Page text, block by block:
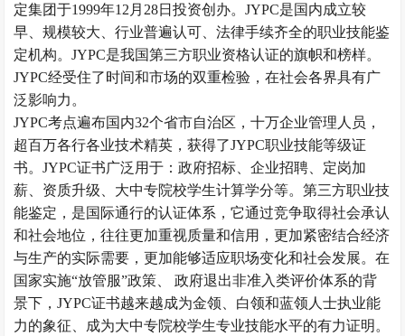
定集团于1999年12月28日投资创办。JYPC是国内成立较
早、规模较大、行业普遍认可、法律手续齐全的职业技能鉴
定机构。JYPC是我国第三方职业资格认证的旗帜和榜样。
JYPC经受住了时间和市场的双重检验，在社会各界具有广
泛影响力。
JYPC考点遍布国内32个省市自治区，十万企业管理人员，
超百万各行各业技术精英，获得了JYPC职业技能等级证
书。JYPC证书广泛用于：政府招标、企业招聘、定岗加
薪、资质升级、大中专院校学生计算学分等。第三方职业技
能鉴定，是国际通行的认证体系，它通过竞争取得社会承认
和社会地位，往往更加重视质量和信用，更加紧密结合经济
与生产的实际需要，更加能够适应职场变化和社会发展。在
国家实施“放管服”政策、 政府退出非准入类评价体系的背
景下，JYPC证书越来越成为金领、白领和蓝领 人士执业能
力的象征、成为大中专院校学生专业技能水平的有力证明。